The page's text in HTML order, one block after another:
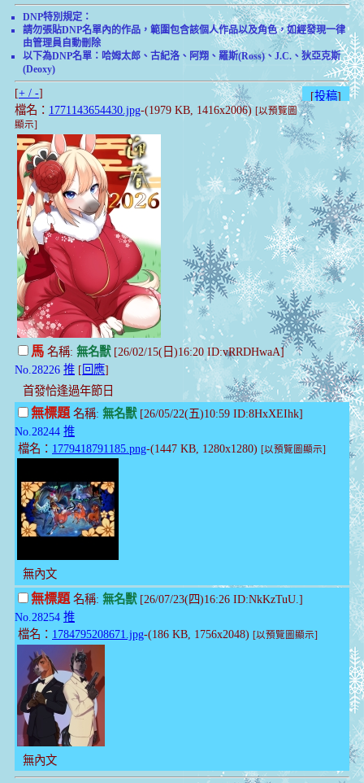
DNP特別規定：
請勿張貼DNP名單內的作品，範圍包含該個人作品以及角色，如經發現一律
由管理員自動刪除
以下為DNP名單：哈姆太郎、古紀洛、阿翔、羅斯(Ross)、J.C.、狄亞克斯
(Deoxy)
[投稿]
[+ / -]
檔名： 1771143654430.jpg-(1979 KB, 1416x2006) [以預覽圖
顯示]
馬 名稱: 無名獸[26/02/15(日)16:20 ID:vRRDHwaA]
No.28226 推 [ 回應]
首發恰逢過年節日
無標題名稱: 無名獸[26/05/22(五)10:59 ID:8HxXEIhk]
No.28244 推
檔名： 1779418791185.png-(1447 KB, 1280x1280) [以預覽圖顯示]
無內文
無標題名稱: 無名獸[26/07/23(四)16:26 ID:NkKzTuU.]
No.28254 推
檔名： 1784795208671.jpg-(186 KB, 1756x2048) [以預覽圖顯示]
無內文